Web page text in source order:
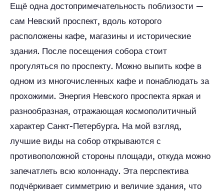
Ещё одна достопримечательность поблизости —
сам Невский проспект, вдоль которого
расположены кафе, магазины и исторические
здания. После посещения собора стоит
прогуляться по проспекту. Можно выпить кофе в
одном из многочисленных кафе и понаблюдать за
прохожими. Энергия Невского проспекта яркая и
разнообразная, отражающая космополитичный
характер Санкт-Петербурга. На мой взгляд,
лучшие виды на собор открываются с
противоположной стороны площади, откуда можно
запечатлеть всю колоннаду. Эта перспектива
подчёркивает симметрию и величие здания, что